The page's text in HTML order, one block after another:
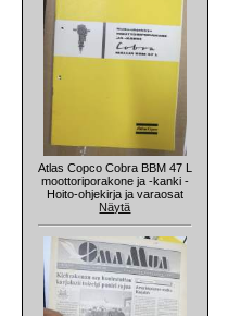
Atlas Copco Cobra BBM 47 L
moottoriporakone ja -kanki -
Hoito-ohjekirja ja varaosat
Näytä